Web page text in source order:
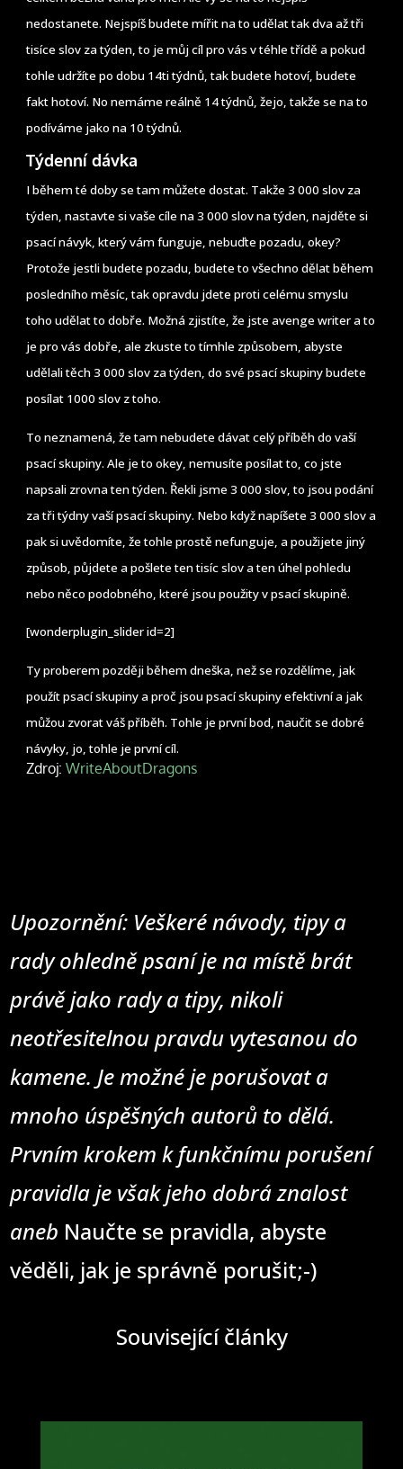
nedostanete. Nejspíš budete mířit na to udělat tak dva až tři
tisíce slov za týden, to je můj cíl pro vás v téhle třídě a pokud
tohle udržíte po dobu 14ti týdnů, tak budete hotoví, budete
fakt hotoví. No nemáme reálně 14 týdnů, žejo, takže se na to
podíváme jako na 10 týdnů.
Týdenní dávka
I během té doby se tam můžete dostat. Takže 3 000 slov za
týden, nastavte si vaše cíle na 3 000 slov na týden, najděte si
psací návyk, který vám funguje, nebuďte pozadu, okey?
Protože jestli budete pozadu, budete to všechno dělat během
posledního měsíc, tak opravdu jdete proti celému smyslu
toho udělat to dobře. Možná zjistíte, že jste avenge writer a to
je pro vás dobře, ale zkuste to tímhle způsobem, abyste
udělali těch 3 000 slov za týden, do své psací skupiny budete
posílat 1000 slov z toho.
To neznamená, že tam nebudete dávat celý příběh do vaší
psací skupiny. Ale je to okey, nemusíte posílat to, co jste
napsali zrovna ten týden. Řekli jsme 3 000 slov, to jsou podání
za tři týdny vaší psací skupiny. Nebo když napíšete 3 000 slov a
pak si uvědomíte, že tohle prostě nefunguje, a použijete jiný
způsob, půjdete a pošlete ten tisíc slov a ten úhel pohledu
nebo něco podobného, které jsou použity v psací skupině.
[wonderplugin_slider id=2]
Ty proberem později během dneška, než se rozdělíme, jak
použít psací skupiny a proč jsou psací skupiny efektivní a jak
můžou zvorat váš příběh. Tohle je první bod, naučit se dobré
návyky, jo, tohle je první cíl.
Zdroj:WriteAboutDragons
Upozornění: Veškeré návody, tipy a
rady ohledně psaní je na místě brát
právě jako rady a tipy, nikoli
neotřesitelnou pravdu vytesanou do
kamene. Je možné je porušovat a
mnoho úspěšných autorů to dělá.
Prvním krokem k funkčnímu porušení
pravidla je však jeho dobrá znalost
aneb Naučte se pravidla, abyste
věděli, jak je správně porušit;-)
Související články